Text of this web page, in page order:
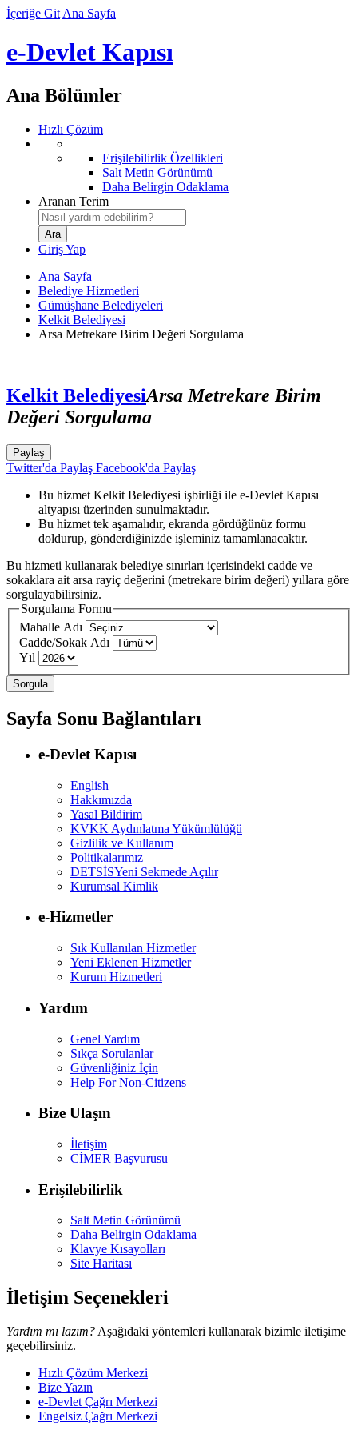
İçeriğe Git Ana Sayfa
e-Devlet Kapısı
Ana Bölümler
Hızlı Çözüm
Erişilebilirlik Özellikleri
Salt Metin Görünümü
Daha Belirgin Odaklama
Aranan Terim
Giriş Yap
Ana Sayfa
Belediye Hizmetleri
Gümüşhane Belediyeleri
Kelkit Belediyesi
Arsa Metrekare Birim Değeri Sorgulama
Kelkit BelediyesiArsa Metrekare Birim
Değeri Sorgulama
Paylaş
Twitter'da Paylaş Facebook'da Paylaş
Bu hizmet Kelkit Belediyesi işbirliği ile e-Devlet Kapısı
altyapısı üzerinden sunulmaktadır.
Bu hizmet tek aşamalıdır, ekranda gördüğünüz formu
doldurup, gönderdiğinizde işleminiz tamamlanacaktır.
Bu hizmeti kullanarak belediye sınırları içerisindeki cadde ve
sokaklara ait arsa rayiç değerini (metrekare birim değeri) yıllara göre
sorgulayabilirsiniz.
Sorgulama Formu
Mahalle Adı
Cadde/Sokak Adı
Yıl
Sayfa Sonu Bağlantıları
e-Devlet Kapısı
English
Hakkımızda
Yasal Bildirim
KVKK Aydınlatma Yükümlülüğü
Gizlilik ve Kullanım
Politikalarımız
DETSİSYeni Sekmede Açılır
Kurumsal Kimlik
e-Hizmetler
Sık Kullanılan Hizmetler
Yeni Eklenen Hizmetler
Kurum Hizmetleri
Yardım
Genel Yardım
Sıkça Sorulanlar
Güvenliğiniz İçin
Help For Non-Citizens
Bize Ulaşın
İletişim
CİMER Başvurusu
Erişilebilirlik
Salt Metin Görünümü
Daha Belirgin Odaklama
Klavye Kısayolları
Site Haritası
İletişim Seçenekleri
Yardım mı lazım? Aşağıdaki yöntemleri kullanarak bizimle iletişime
geçebilirsiniz.
Hızlı Çözüm Merkezi
Bize Yazın
e-Devlet Çağrı Merkezi
Engelsiz Çağrı Merkezi